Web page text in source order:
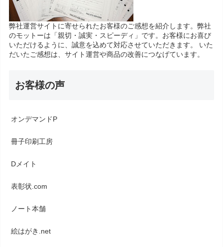
弊社運営サイトに寄せられたお客様のご感想を紹介します。弊社
のモットーは「親切・誠実・スピーディ」です。お客様にお喜び
いただけるように、誠意を込めて対応させていただきます。 いた
だいたご感想は、サイト運営や商品の改善につなげています。
お客様の声
オンデマンドP
冊子印刷工房
Dメイト
表彰状.com
ノート本舗
絵はがき.net